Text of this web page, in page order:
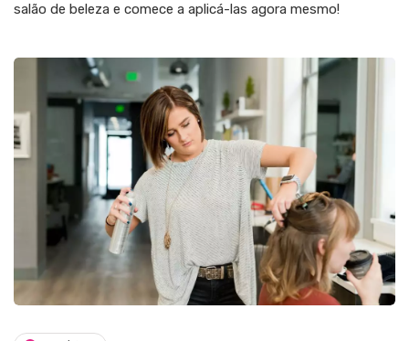
salão de beleza e comece a aplicá-las agora mesmo!